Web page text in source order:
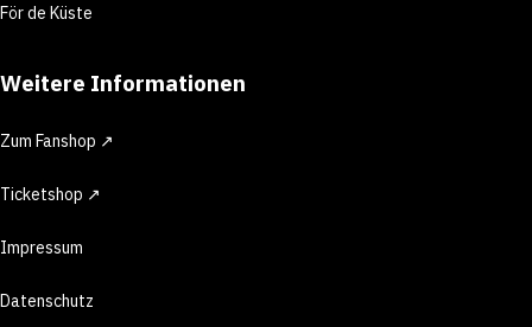
För de Küste
Weitere Informationen
Zum Fanshop ↗
Ticketshop ↗
Impressum
Datenschutz